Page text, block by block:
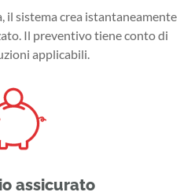
il sistema crea istantaneamente
Il preventivo tiene conto di
applicabili.
assicurato